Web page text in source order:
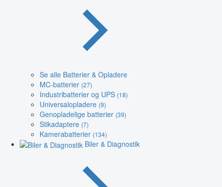
Se alle Batterier & Opladere
MC-batterier (27)
Industribatterier og UPS (18)
Universalopladere (9)
Genopladelige batterier (39)
Stikadaptere (7)
Kamerabatterier (134)
Biler & Diagnostik